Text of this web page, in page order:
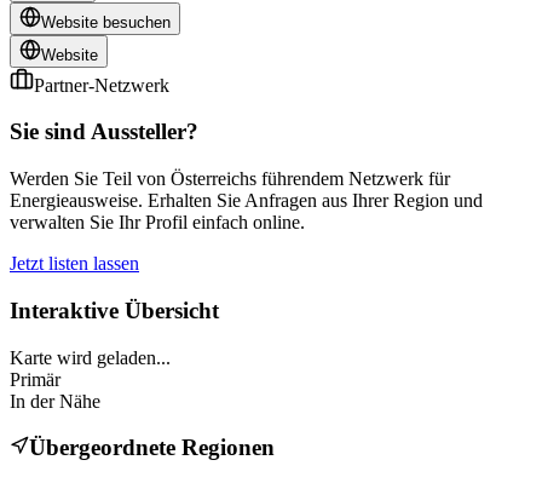
Website besuchen
Website
Partner-Netzwerk
Sie sind Aussteller?
Werden Sie Teil von Österreichs führendem Netzwerk für
Energieausweise. Erhalten Sie Anfragen aus Ihrer Region und
verwalten Sie Ihr Profil einfach online.
Jetzt listen lassen
Interaktive Übersicht
Karte wird geladen...
Primär
In der Nähe
Übergeordnete Regionen